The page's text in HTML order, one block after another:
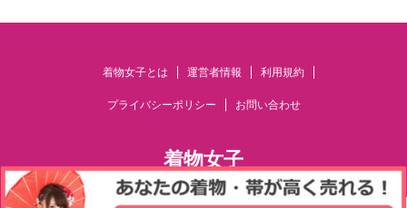
着物女子とは 運営者情報 利用規約
プライバシーポリシー お問い合わせ
着物女子
着物・和装のポータルWEBメディア